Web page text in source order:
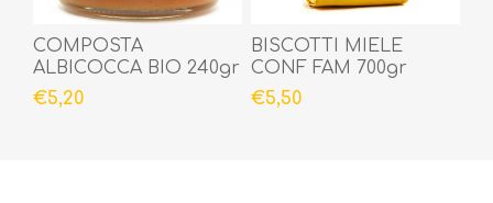
COMPOSTA
ALBICOCCA BIO 240gr
€5,20
BISCOTTI MIELE
CONF FAM 700gr
€5,50